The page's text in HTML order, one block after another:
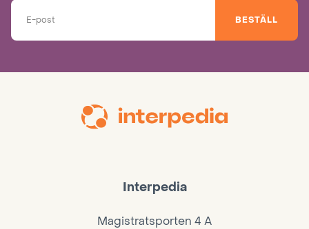
BESTÄLL
Interpedia
Magistratsporten 4 A